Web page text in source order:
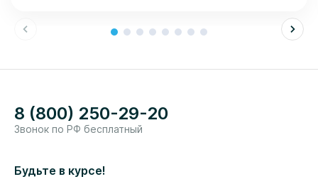
8 (800) 250-29-20
Звонок по РФ бесплатный
Будьте в курсе!